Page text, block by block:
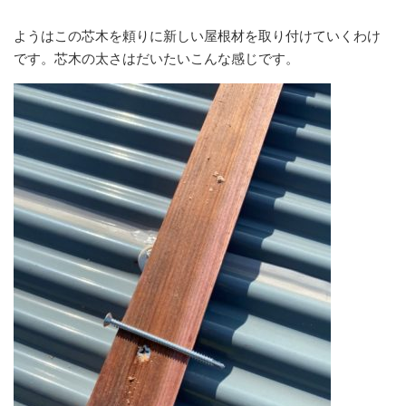
ようはこの芯木を頼りに新しい屋根材を取り付けていくわけ
です。芯木の太さはだいたいこんな感じです。